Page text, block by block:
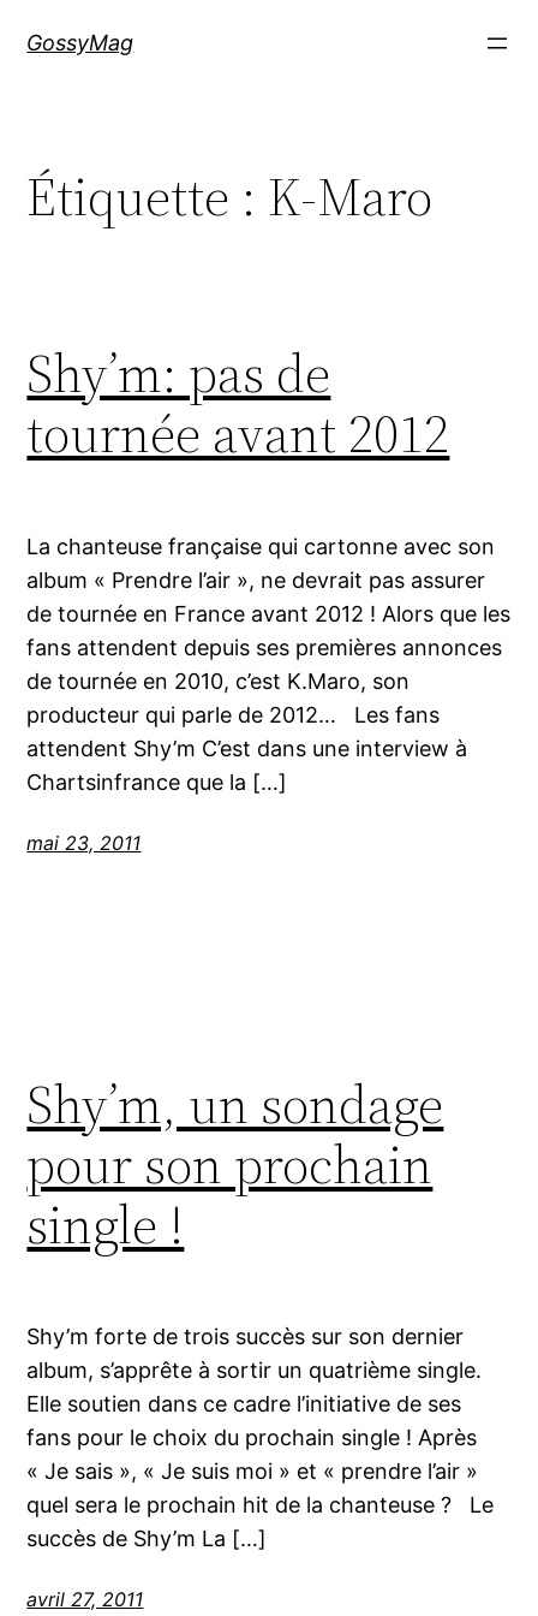
GossyMag
Étiquette : K-Maro
Shy’m: pas de
tournée avant 2012
La chanteuse française qui cartonne avec son
album « Prendre l’air », ne devrait pas assurer
de tournée en France avant 2012 ! Alors que les
fans attendent depuis ses premières annonces
de tournée en 2010, c’est K.Maro, son
producteur qui parle de 2012… Les fans
attendent Shy’m C’est dans une interview à
Chartsinfrance que la […]
mai 23, 2011
Shy’m, un sondage
pour son prochain
single !
Shy’m forte de trois succès sur son dernier
album, s’apprête à sortir un quatrième single.
Elle soutien dans ce cadre l’initiative de ses
fans pour le choix du prochain single ! Après
« Je sais », « Je suis moi » et « prendre l’air »
quel sera le prochain hit de la chanteuse ? Le
succès de Shy’m La […]
avril 27, 2011